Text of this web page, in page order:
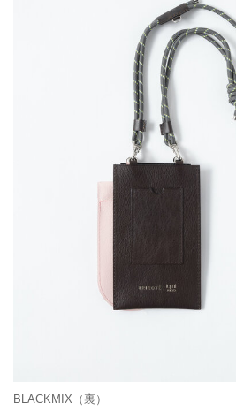
BLACKMIX（裏）